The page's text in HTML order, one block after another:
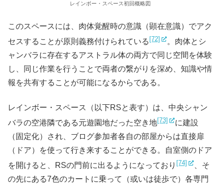
レインボー・スペース初回概略図
このスペースには、肉体覚醒時の意識（顕在意識）でアク
セスすることが原則義務付けられている [72]
。肉体とシ
ャンバラに存在するアストラル体の両方で同じ空間を体験
し、同じ作業を行うことで両者の繋がりを深め、知識や情
報を共有することが可能になるからである。
レインボー・スペース（以下RSと表す）は、中央シャン
バラの空港隣である元遊園地だった空き地[73]
に建設
（固定化）され、ブログ参加者各自の部屋からは直接扉
（ドア）を使って行き来することができる。自室側のドア
を開けると、RSの門前に出るようになっており [74]
、そ
の先にある7色のカートに乗って（或いは徒歩で）各専門